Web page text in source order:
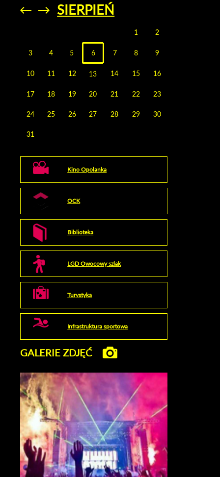
Przejdź do
poprzedniego
Przejdź do
poprzedniego
SIERPIEŃ
1 2
3 4 5 6 7 8 9
10 11 12 13 14 15 16
17 18 19 20 21 22 23
24 25 26 27 28 29 30
31
Kino Opolanka
OCK
Biblioteka
LGD Owocowy szlak
Turystyka
Infrastruktura sportowa
GALERIE ZDJĘĆ